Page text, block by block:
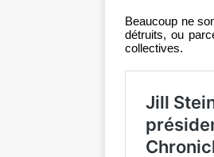
Beaucoup ne
détruits, ou
collectives.